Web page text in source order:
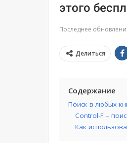
этого
Последнее
Делиться
Содержание
Поиск в любых
Control-F –
Как